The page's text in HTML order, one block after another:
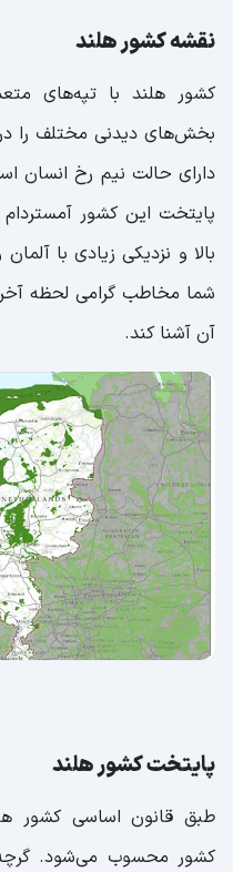
نقشه کشور هلند
کشور هلند با تپه‌های
بخش‌های دیدنی مختلف را
دارای حالت نیم رخ انسان
پایتخت این کشور
بالا و نزدیکی زیادی با
شما مخاطب گرامی لحظه آخر
آن آشنا کند.
پایتخت کشور هلند
طبق قانون اساسی کشور
کشور محسوب می‌شود.